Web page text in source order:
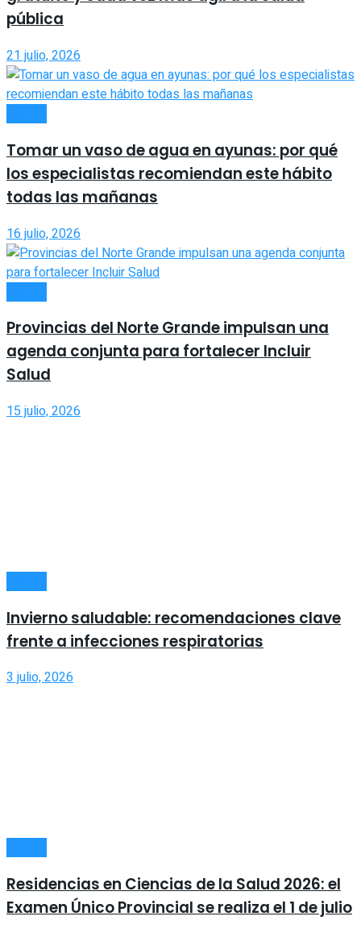
pública
21 julio, 2026
Tomar un vaso de agua en ayunas: por qué
los especialistas recomiendan este hábito
todas las mañanas
16 julio, 2026
Provincias del Norte Grande impulsan una
agenda conjunta para fortalecer Incluir
Salud
15 julio, 2026
Invierno saludable: recomendaciones clave
frente a infecciones respiratorias
3 julio, 2026
Residencias en Ciencias de la Salud 2026: el
Examen Único Provincial se realiza el 1 de julio